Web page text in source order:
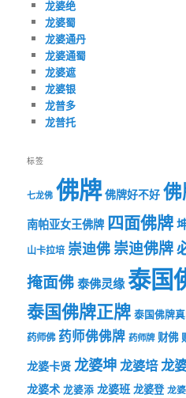
龙婆绝
龙婆蜀
龙婆通丹
龙婆通蜀
龙婆遮
龙婆银
龙普多
龙普托
标签
七龙佛 佛牌 佛牌好不好
南帕亚女王佛牌 四面佛牌
山卡拉培 崇迪佛崇迪佛牌
掩面佛泰佛灵缘泰国
泰国佛牌正牌 泰国佛牌
药师佛 药师佛佛牌 药师牌 财佛
龙婆卡贤 龙婆坤龙婆培龙
龙婆术 龙婆添 龙婆班 龙婆登 龙